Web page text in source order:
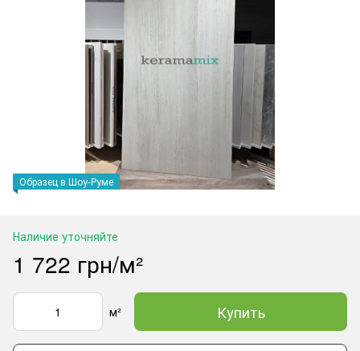
Образец в Шоу-Руме
Наличие уточняйте
1 722 грн/м²
м² Купить